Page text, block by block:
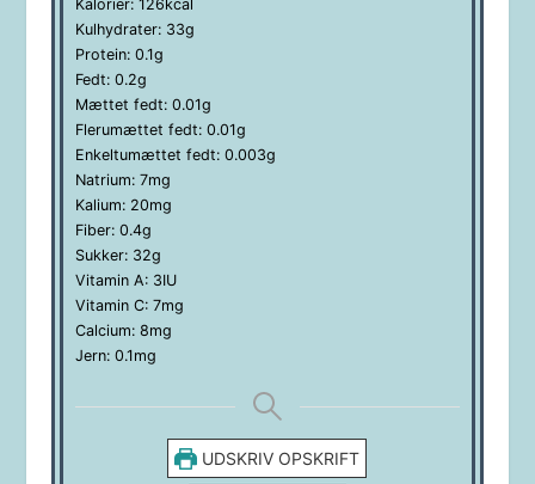
Kalorier: 126 kcal
Kulhydrater: 33g
Protein: 0.1g
Fedt: 0.2g
Mættet fedt: 0.01g
Flerumættet fedt: 0.01g
Enkeltumættet fedt: 0.003g
Natrium: 7mg
Kalium: 20mg
Fiber: 0.4g
Sukker: 32g
Vitamin A: 3IU
Vitamin C: 7mg
Calcium: 8mg
Jern: 0.1mg
UDSKRIV OPSKRIFT